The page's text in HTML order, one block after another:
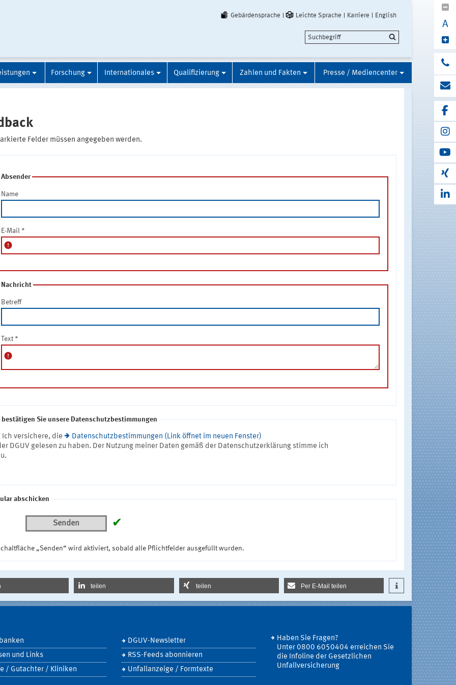
Gebärdensprache Leichte Sprache Karriere English
A
Forschung Internationales Qualifizierung Zahlen und Fakten Presse / Mediencenter
Felder müssen angegeben werden.
Absender
Name
E-Mail *
error
Nachricht
Betreff
Text *
error
Sie unsere Datenschutzbestimmungen
Ich versichere, die
Datenschutzbestimmungen (Link öffnet im neuen Fenster)
DGUV gelesen zu haben. Der Nutzung meiner Daten gemäß der Datenschutzerklärung stimme ich
abschicken
Senden ✔
„Senden“ wird aktiviert, sobald alle Pflichtfelder ausgefüllt wurden.
teilen teilen Per E-Mail teilen
und Links
/ Gutachter / Kliniken
DGUV-Newsletter
RSS-Feeds abonnieren
Unfallanzeige / Formtexte
Haben Sie Fragen?
Unter 0800 6050404 erreichen Sie
die Infoline der Gesetzlichen
Unfallversicherung